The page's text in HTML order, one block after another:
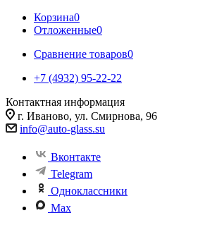
Корзина0
Отложенные0
Сравнение товаров0
+7 (4932) 95-22-22
Контактная информация
г. Иваново, ул. Смирнова, 96
info@auto-glass.su
Вконтакте
Telegram
Одноклассники
Max